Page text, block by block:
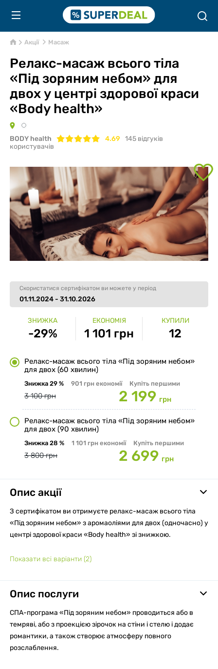
Акції Масаж
Релакс-масаж всього тіла
«Під зоряним небом» для
двох у центрі здорової краси
«Body health»
BODY health 4.69 145 відгуків
користувачів
Скористатися сертифікатом ви можете у період
01.11.2024 - 31.10.2026
ЗНИЖКА
-29%
ЕКОНОМІЯ
1 101 грн
КУПИЛИ
12
Релакс-масаж всього тіла «Під зоряним небом»
для двох (60 хвилин)
Знижка 29 % 901 грн економії Купіть першими
3 100 грн 2 199 грн
Релакс-масаж всього тіла «Під зоряним небом»
для двох (90 хвилин)
Знижка 28 % 1 101 грн економії Купіть першими
3 800 грн 2 699 грн
Опис акції
З сертифікатом ви отримуєте релакс-масаж всього тіла
«Під зоряним небом» з аромаоліями для двох (одночасно) у
центрі здорової краси «Body health» зі знижкою.
Показати всі варіанти (2)
Опис послуги
СПА-програма «Під зоряним небом» проводиться або в
темряві, або з проекцією зірочок на стіни і стелю і додає
романтики, а також створює атмосферу повного
розслаблення.